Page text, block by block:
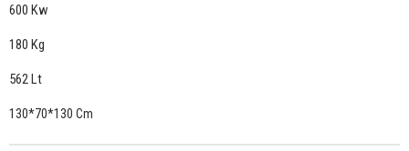
600 Kw
180 Kg
562 Lt
130*70*130 Cm